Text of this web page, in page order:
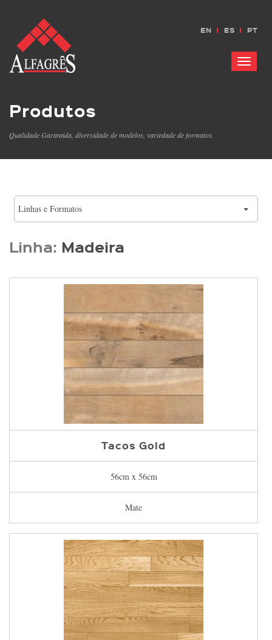
Menu
EN ES PT
Produtos
Qualidade Garantida, diversidade de modelos, variedade de formatos.
Linhas e Formatos
Linha: Madeira
Tacos Gold
56cm x 56cm
Mate